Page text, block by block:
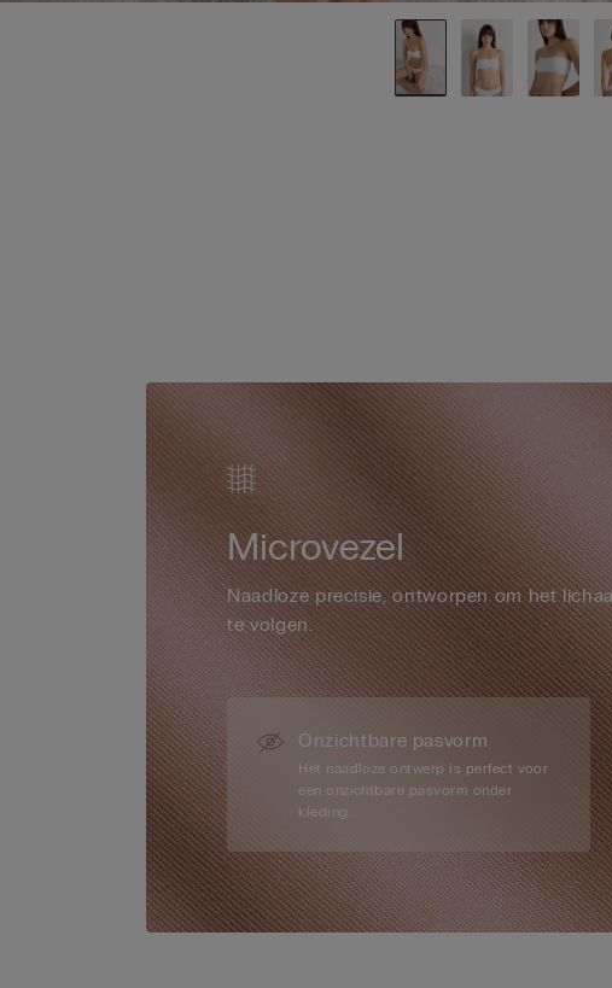
Microvezel
Naadloze precisie, ontworpen om het
te volgen.
Onzichtbare pasvorm
Het naadloze ontwerp is perfect voor
een onzichtbare pasvorm onder
kleding.